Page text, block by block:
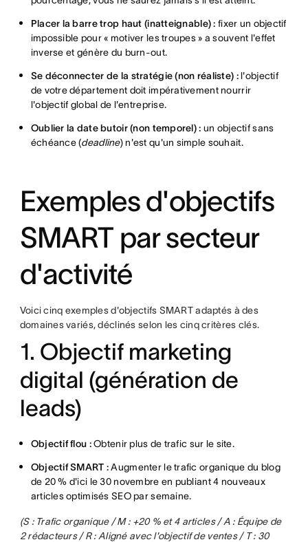
Placer la barre trop haut (inatteignable) : fixer un objectif
impossible pour « motiver les troupes » a souvent l'effet
inverse et génère du burn-out.
Se déconnecter de la stratégie (non réaliste) :l'objectif
de votre département doit impérativement nourrir
l'objectif global de l'entreprise.
Oublier la date butoir (non temporel) : un objectif sans
échéance (deadline) n'est qu'un simple souhait.
Exemples d'objectifs
SMART par secteur
d'activité
Voici cinq exemples d'objectifs SMART adaptés à des
domaines variés, déclinés selon les cinq critères clés.
1. Objectif marketing
digital (génération de
leads)
Objectif flou :Obtenir plus de trafic sur le site.
Objectif SMART :Augmenter le trafic organique du blog
de 20 % d'ici le 30 novembre en publiant 4 nouveaux
articles optimisés SEO par semaine.
(S : Trafic organique / M : +20 % et 4 articles / A : Équipe de
2 rédacteurs / R : Aligné avec l'objectif de ventes / T : 30